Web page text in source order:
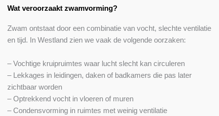
Wat veroorzaakt zwamvorming?
Zwam ontstaat door een combinatie van vocht, slechte ventilatie
en tijd. In Westland zien we vaak de volgende oorzaken:
– Vochtige kruipruimtes waar lucht slecht kan circuleren
– Lekkages in leidingen, daken of badkamers die pas later
zichtbaar worden
– Optrekkend vocht in vloeren of muren
– Condensvorming in ruimtes met weinig ventilatie